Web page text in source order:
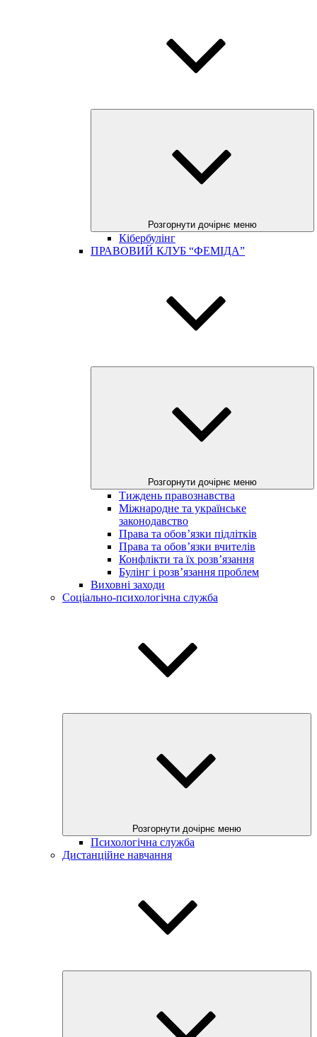
Розгорнути дочірнє меню
Кібербулінг
ПРАВОВИЙ КЛУБ “ФЕМІДА”
Розгорнути дочірнє меню
Тиждень правознавства
Міжнародне та українське
законодавство
Права та обов’язки підлітків
Права та обов’язки вчителів
Конфлікти та їх розв’язання
Булінг і розв’язання проблем
Виховні заходи
Соціально-психологічна служба
Розгорнути дочірнє меню
Психологічна служба
Дистанційне навчання